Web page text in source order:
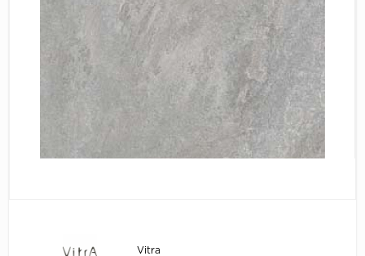
Vitra